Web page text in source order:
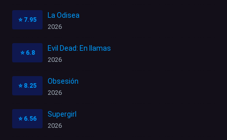
⭐ 7.95
La Odisea
2026
⭐ 6.8
Evil Dead: En llamas
2026
⭐ 8.25
Obsesión
2026
⭐ 6.56
Supergirl
2026